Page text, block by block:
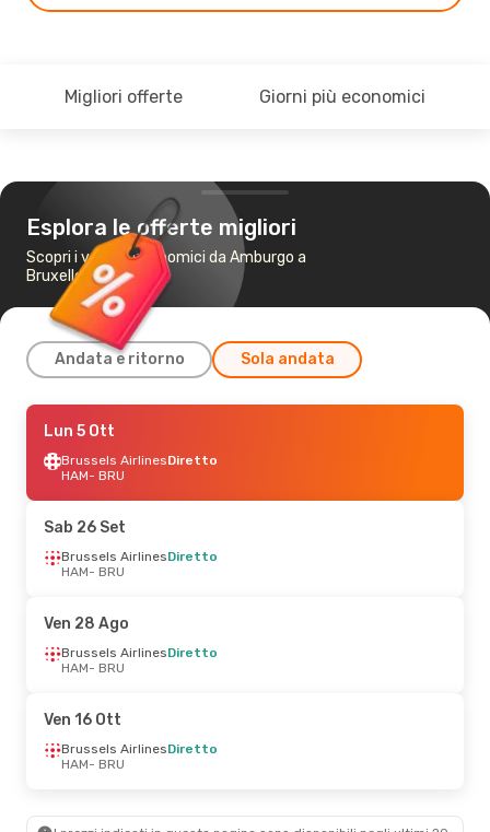
Migliori offerte Giorni più economici
Esplora le offerte migliori
Scopri i voli più economici da Amburgo a
Bruxelles
Andata e ritorno Sola andata
Ven 18 Set
Brussels AirlinesDiretto
HAM- BRU
BRU- HAM
Ven 9 Ott- Lun 12 Ott
Brussels Airlines
BRU- HAM
Brussels Airlines
HAM- BRU
Brussels AirlinesDiretto
BRU - HAM
Mer 2 Set- Ven 4 Set
Lun 5 Ott
Brussels AirlinesDiretto
HAM- BRU
Sab 26 Set
Brussels AirlinesDiretto
HAM- BRU
Ven 28 Ago
Brussels AirlinesDiretto
HAM- BRU
Ven 16 Ott
Brussels AirlinesDiretto
HAM- BRU